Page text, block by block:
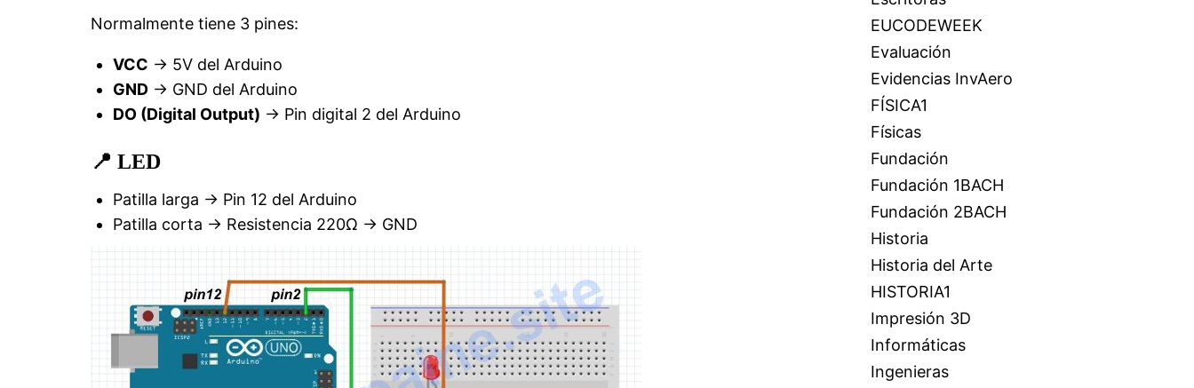
Normalmente tiene 3 pines:
VCC → 5V del Arduino
GND → GND del Arduino
DO (Digital Output) → Pin digital 2 del Arduino
📍 LED
Patilla larga → Pin 12 del Arduino
Patilla corta → Resistencia 220Ω → GND
EUCODEWEEK
Evaluación
Evidencias InvAero
FÍSICA1
Físicas
Fundación
Fundación 1BACH
Fundación 2BACH
Historia
Historia del Arte
HISTORIA1
Impresión 3D
Informáticas
Ingenieras